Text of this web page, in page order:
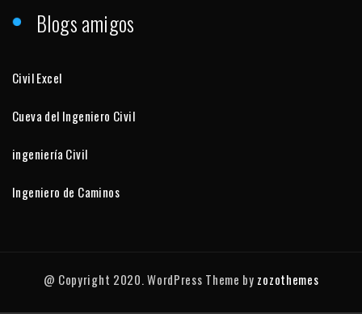
Blogs amigos
Civil Excel
Cueva del Ingeniero Civil
ingeniería Civil
Ingeniero de Caminos
@ Copyright 2020. WordPress Theme by zozothemes